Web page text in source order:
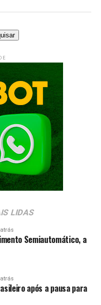
LIDAS
Semiautomático, a
após a pausa para